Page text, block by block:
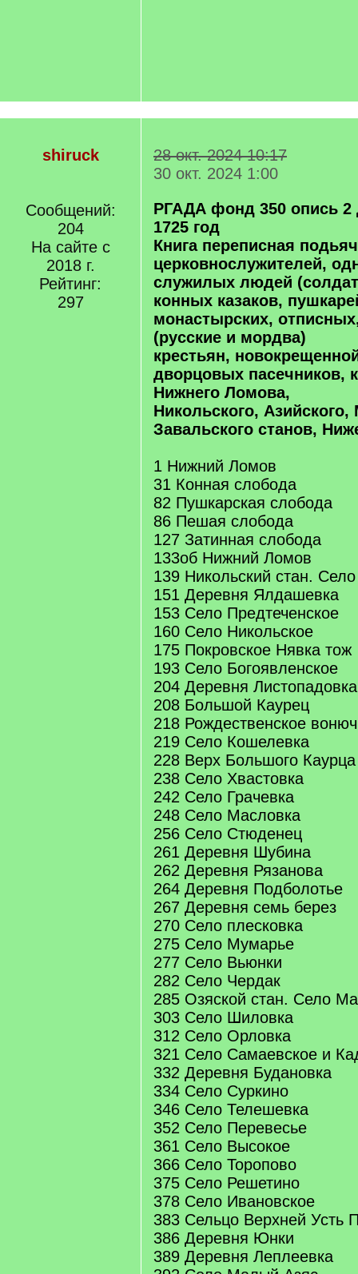
shiruck
Сообщений:
204
На сайте с
2018 г.
Рейтинг:
297
28 окт. 2024 10:17
30 окт. 2024 1:00
РГАДА фонд 350 опись 2
1725 год
Книга переписная
церковнослужителей,
служилых людей
конных казаков,
монастырских,
(русские и мордва)
крестьян,
дворцовых пасечников,
Нижнего Ломова,
Никольского,
Завальского станов,
1 Нижний Ломов
31 Конная слобода
82 Пушкарская слобода
86 Пешая слобода
127 Затинная слобода
133об Нижний Ломов
139 Никольский стан.
151 Деревня Ялдашевка
153 Село Предтеченское
160 Село Никольское
175 Покровское Нявка тож
193 Село Богоявленское
204 Деревня Листопадовка
208 Большой Каурец
218 Рождественское
219 Село Кошелевка
228 Верх Большого Каурца
238 Село Хвастовка
242 Село Грачевка
248 Село Масловка
256 Село Стюденец
261 Деревня Шубина
262 Деревня Рязанова
264 Деревня Подболотье
267 Деревня семь берез
270 Село плесковка
275 Село Мумарье
277 Село Вьюнки
282 Село Чердак
285 Озяской стан. Село
303 Село Шиловка
312 Село Орловка
321 Село Самаевское и
332 Деревня Будановка
334 Село Суркино
346 Село Телешевка
352 Село Перевесье
361 Село Высокое
366 Село Торопово
375 Село Решетино
378 Село Ивановское
383 Сельцо Верхней Усть
386 Деревня Юнки
389 Деревня Леплеевка